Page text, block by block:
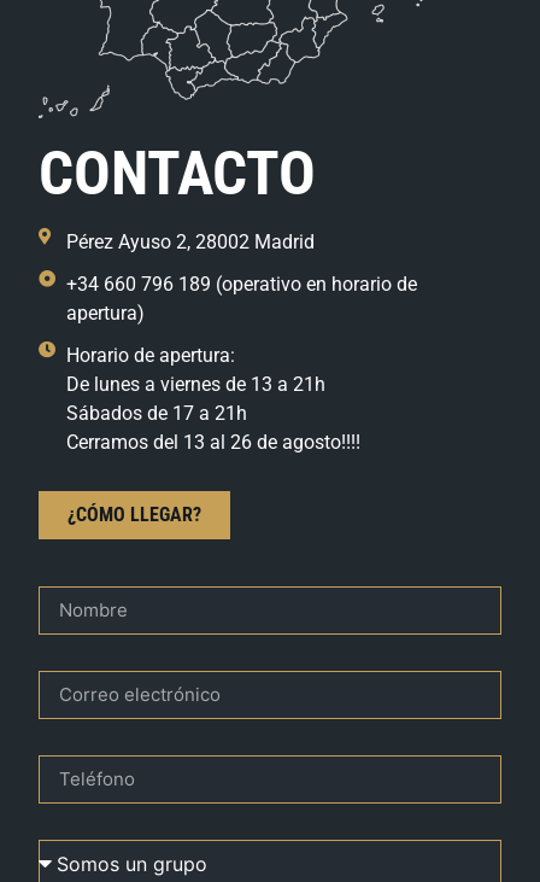
CONTACTO
Pérez Ayuso 2, 28002 Madrid
+34 660 796 189 (operativo en horario de
apertura)
Horario de apertura:
De lunes a viernes de 13 a 21h
Sábados de 17 a 21h
Cerramos del 13 al 26 de agosto!!!!
¿CÓMO LLEGAR?